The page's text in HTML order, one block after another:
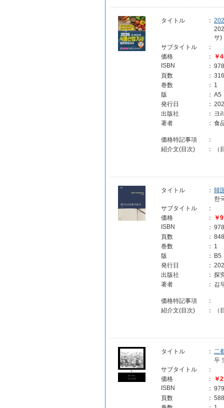
タイトル ：
サ)
サブタイトル
：
価格
：
￥
ISBN
：
頁数
： 316
巻数
： 1
版
： A5
発行日
：
出版社
： 크
著者
： 食
価格特記事項
：
紹介文(目次)
：
タイトル ： 韓
한
サブタイトル
：
価格
：
￥
ISBN
：
頁数
： 848
巻数
： 1
版
：
B5
発行日
：
出版社
： 探
著者
： 김
価格特記事項
：
紹介文(目次)
：
タイトル ： 二
두
サブタイトル
：
価格
：
￥
ISBN
：
頁数
： 588